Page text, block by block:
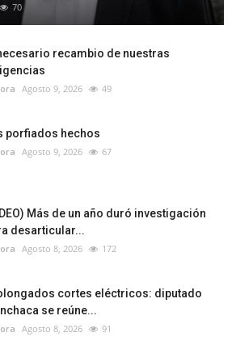
70
recambio de nuestras
Agosto 9, 2026 49
porfiados hechos
Agosto 9, 2026 67
Más de un año duró investigación
desarticular...
Agosto 8, 2026 172
cortes eléctricos: diputado
se reúne...
Agosto 8, 2026 91